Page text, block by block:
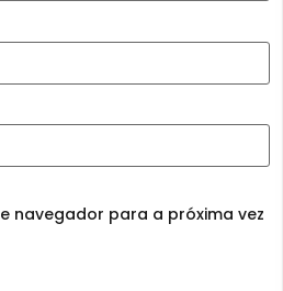
navegador para a próxima vez